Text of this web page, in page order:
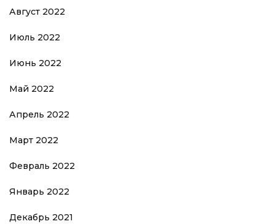
Август 2022
Июль 2022
Июнь 2022
Май 2022
Апрель 2022
Март 2022
Февраль 2022
Январь 2022
Декабрь 2021